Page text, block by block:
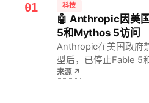
01 科技
🤖 Anthropic因美
5和Mythos 5访问
Anthropic在美国政府
型后，已停止Fable 5
开发者而言，这意味
来源↗